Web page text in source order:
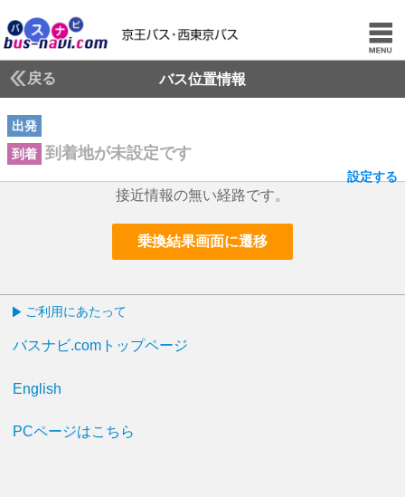
戻る バス位置情報
出発
到着 到着地が未設定です
設定する
接近情報の無い経路です。
乗換結果画面に遷移
ご利用にあたって
バスナビ.comトップページ
English
PCページはこちら